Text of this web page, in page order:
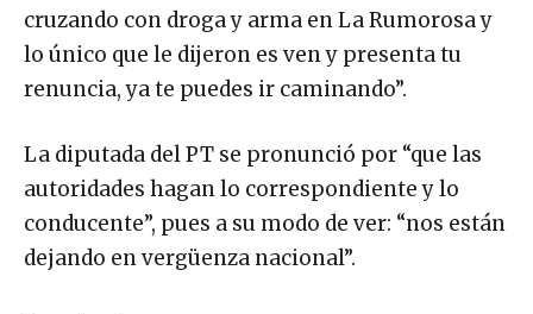
cruzando con droga y arma en La Rumorosa y
lo único que le dijeron es ven y presenta tu
renuncia, ya te puedes ir caminando”.
La diputada del PT se pronunció por “que las
autoridades hagan lo correspondiente y lo
conducente”, pues a su modo de ver: “nos están
dejando en vergüenza nacional”.